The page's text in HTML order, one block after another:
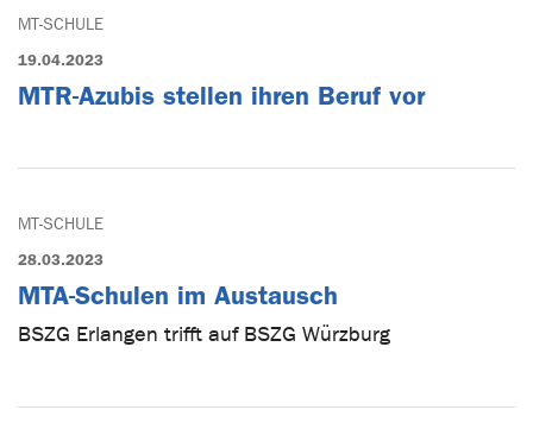
MT-SCHULE
19.04.2023
MTR-Azubis stellen ihren Beruf vor
MT-SCHULE
28.03.2023
MTA-Schulen im Austausch
BSZG Erlangen trifft auf BSZG Würzburg